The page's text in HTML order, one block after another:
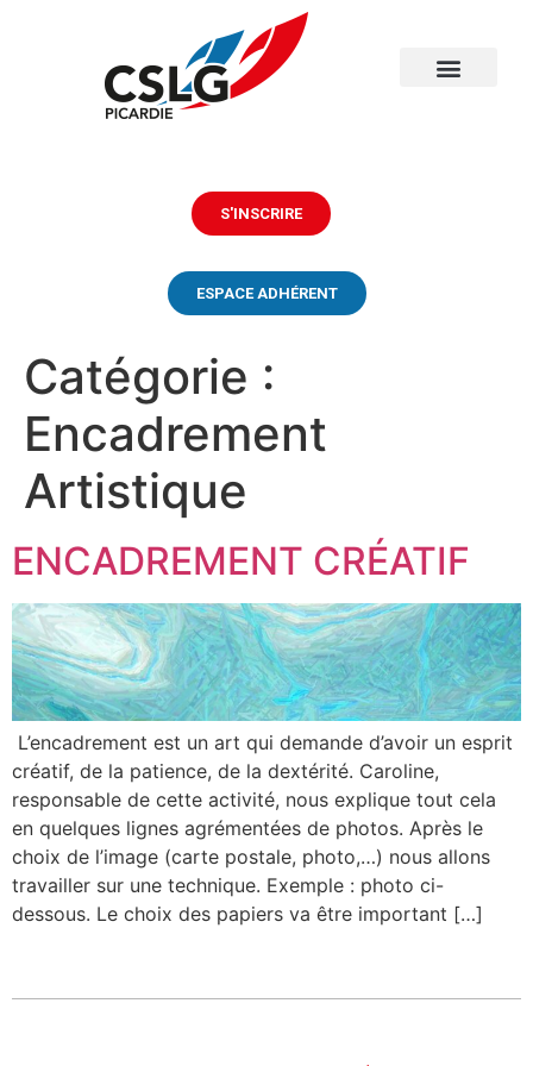
S'INSCRIRE
ESPACE ADHÉRENT
Catégorie :
Encadrement
Artistique
ENCADREMENT CRÉATIF
L’encadrement est un art qui demande d’avoir un esprit
créatif, de la patience, de la dextérité. Caroline,
responsable de cette activité, nous explique tout cela
en quelques lignes agrémentées de photos. Après le
choix de l’image (carte postale, photo,…) nous allons
travailler sur une technique. Exemple : photo ci-
dessous. Le choix des papiers va être important […]